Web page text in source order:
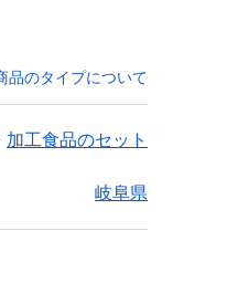
品のタイプについて
加工食品のセット
岐阜県